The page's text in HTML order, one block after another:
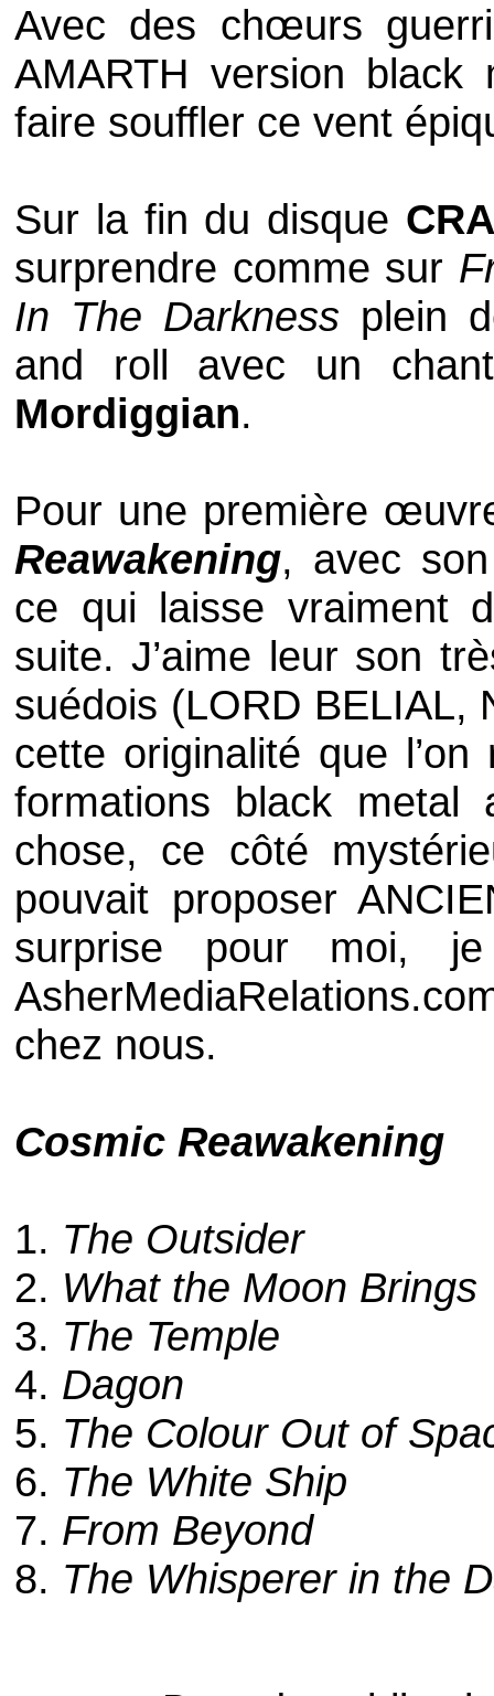
Avec des chœurs
AMARTH version black
faire souffler ce vent
Sur la fin du disque
surprendre comme sur
In The Darkness plein
and roll avec un
Mordiggian.
Pour une première
Reawakening, avec
ce qui laisse vraiment
suite. J’aime leur son
suédois (LORD BELIAL,
cette originalité que
formations black metal
chose, ce côté
pouvait proposer
surprise pour moi,
chez nous.
Cosmic Reawakening
1. The Outsider
2. What the Moon Brings
3. The Temple
4. Dagon
5. The Colour Out of
6. The White Ship
7. From Beyond
8. The Whisperer in the